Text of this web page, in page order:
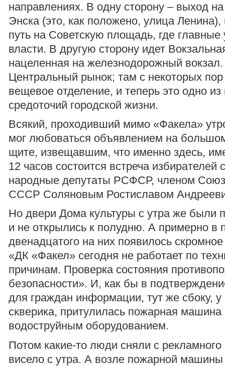
направлениях. В одну сторону – выход
Энска (это, как положено, улица
путь на Советскую площадь, где главные
власти. В другую сторону идет
нацеленная на железнодорожный
Центральный рынок; там с некоторых пор
вещевое отделение, и теперь это одно
средоточий городской жизни.
Всякий, проходивший мимо «Факела»
мог любоваться объявлением на
щите, извещавшим, что именно здесь,
12 часов состоится встреча избирателей
народные депутаты РСФСР, членом
СССР Соляновым Ростиславом
Но двери Дома культуры с утра же были
и не открылись к полудню. А примерно в
двенадцатого на них появилось
«ДК «Факел» сегодня не работает по
причинам. Проверка состояния
безопасности». И, как бы в
для граждан информации, тут же сбоку, у
скверика, притулилась пожарная
водоструйным оборудованием.
Потом какие-то люди сняли с
висело с утра. А возле пожарной машины